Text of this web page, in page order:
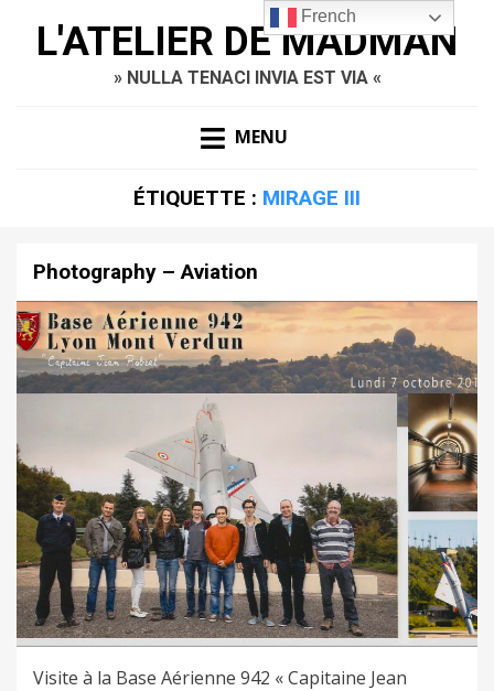
L'ATELIER DE MADMAN
» NULLA TENACI INVIA EST VIA «
MENU
ÉTIQUETTE : MIRAGE III
Photography – Aviation
Visite à la Base Aérienne 942 « Capitaine Jean
French